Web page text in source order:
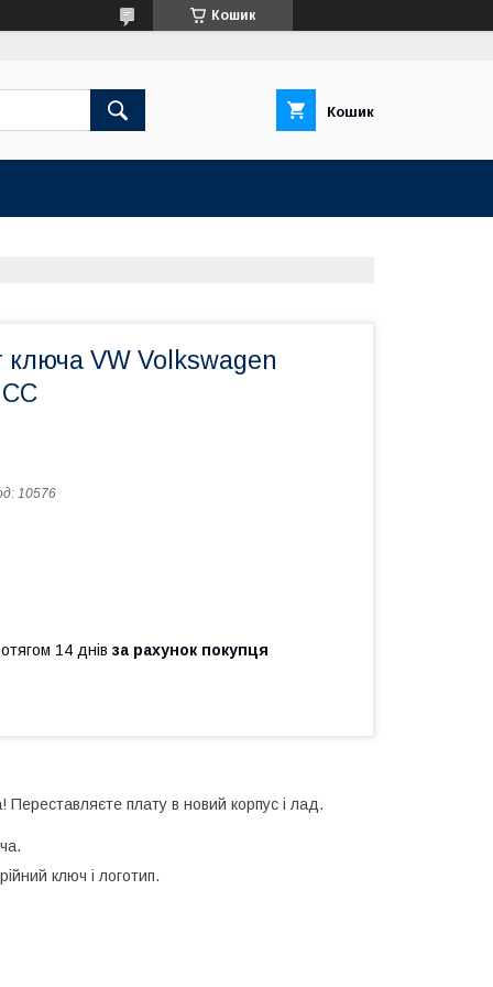
Кошик
Кошик
ключа VW Volkswagen
10576
14 днів за рахунок покупця
плату в новий корпус і лад.
ключ і логотип.